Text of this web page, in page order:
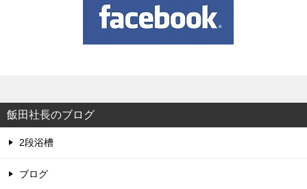
飯田社長のブログ
2段浴槽
ブログ